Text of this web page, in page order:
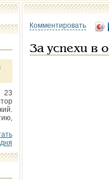
23
Комментировать
За успехи в